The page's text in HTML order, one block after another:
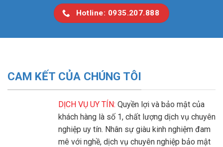
Hotline: 0935.207.888
CAM KẾT CỦA CHÚNG TÔI
DỊCH VỤ UY TÍN: Quyền lợi và bảo mật của
khách hàng là số 1, chất lượng dịch vụ chuyên
nghiệp uy tín. Nhân sự giàu kinh nghiệm đam
mê với nghề, dịch vụ chuyên nghiệp bảo mật